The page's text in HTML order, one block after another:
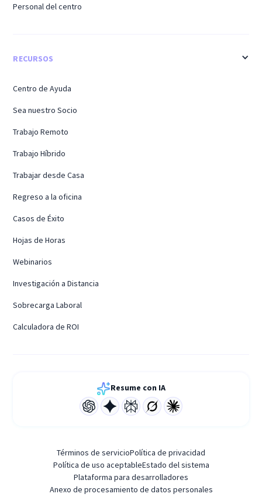
Personal del centro
RECURSOS
Centro de Ayuda
Sea nuestro Socio
Trabajo Remoto
Trabajo Híbrido
Trabajar desde Casa
Regreso a la oficina
Casos de Éxito
Hojas de Horas
Webinarios
Investigación a Distancia
Sobrecarga Laboral
Calculadora de ROI
Resume con IA
Términos de servicioPolítica de privacidad
Política de uso aceptableEstado del sistema
Plataforma para desarrolladores
Anexo de procesamiento de datos personales